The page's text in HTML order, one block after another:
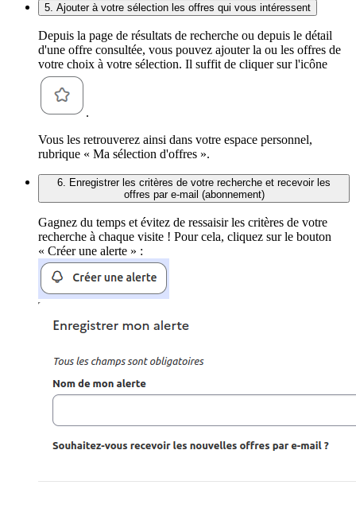
5. Ajouter à votre sélection les offres qui vous intéressent
Depuis la page de résultats de recherche ou depuis le détail
d'une offre consultée, vous pouvez ajouter la ou les offres de
votre choix à votre sélection. Il suffit de cliquer sur l'icône
.
Vous les retrouverez ainsi dans votre espace personnel,
rubrique « Ma sélection d'offres ».
6. Enregistrer les critères de votre recherche et recevoir les
offres par e-mail (abonnement)
Gagnez du temps et évitez de ressaisir les critères de votre
recherche à chaque visite ! Pour cela, cliquez sur le bouton
« Créer une alerte » :